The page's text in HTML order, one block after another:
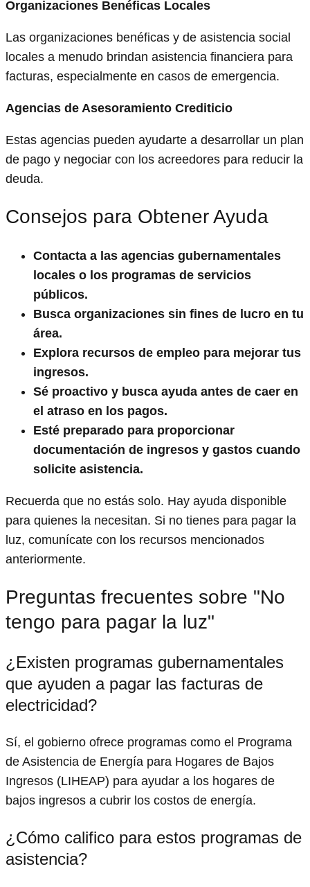
Organizaciones Benéficas Locales
Las organizaciones benéficas y de asistencia social
locales a menudo brindan asistencia financiera para
facturas, especialmente en casos de emergencia.
Agencias de Asesoramiento Crediticio
Estas agencias pueden ayudarte a desarrollar un plan
de pago y negociar con los acreedores para reducir la
deuda.
Consejos para Obtener Ayuda
Contacta a las agencias gubernamentales
locales o los programas de servicios
públicos.
Busca organizaciones sin fines de lucro en tu
área.
Explora recursos de empleo para mejorar tus
ingresos.
Sé proactivo y busca ayuda antes de caer en
el atraso en los pagos.
Esté preparado para proporcionar
documentación de ingresos y gastos cuando
solicite asistencia.
Recuerda que no estás solo. Hay ayuda disponible
para quienes la necesitan. Si no tienes para pagar la
luz, comunícate con los recursos mencionados
anteriormente.
Preguntas frecuentes sobre "No
tengo para pagar la luz"
¿Existen programas gubernamentales
que ayuden a pagar las facturas de
electricidad?
Sí, el gobierno ofrece programas como el Programa
de Asistencia de Energía para Hogares de Bajos
Ingresos (LIHEAP) para ayudar a los hogares de
bajos ingresos a cubrir los costos de energía.
¿Cómo califico para estos programas de
asistencia?